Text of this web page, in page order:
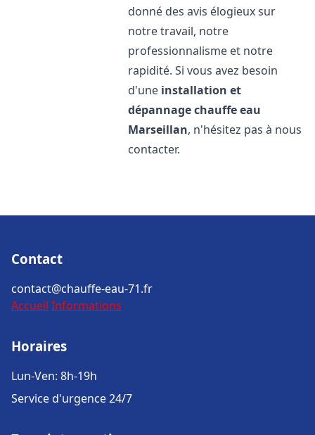
donné des avis élogieux sur
notre travail, notre
professionnalisme et notre
rapidité. Si vous avez besoin
d'une installation et
dépannage chauffe eau
Marseillan, n'hésitez pas à nous
contacter.
Contact
contact@chauffe-eau-71.fr
Accueil Informations
Horaires
Lun-Ven: 8h-19h
Service d'urgence 24/7